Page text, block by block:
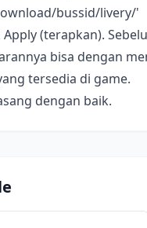
bussid/livery/'
Apply (terapkan).
bisa dengan
tersedia di game.
dengan baik.